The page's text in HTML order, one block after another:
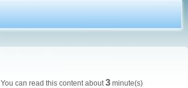
You can read this content about3 minute(s)